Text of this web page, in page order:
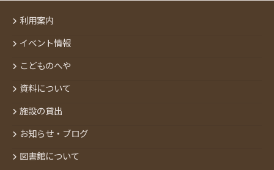
利用案内
イベント情報
こどものへや
資料について
施設の貸出
お知らせ・ブログ
図書館について